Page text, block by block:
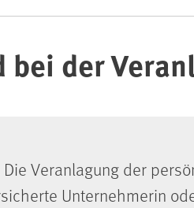
bei der
Die Veranlagung der
Unternehmerin